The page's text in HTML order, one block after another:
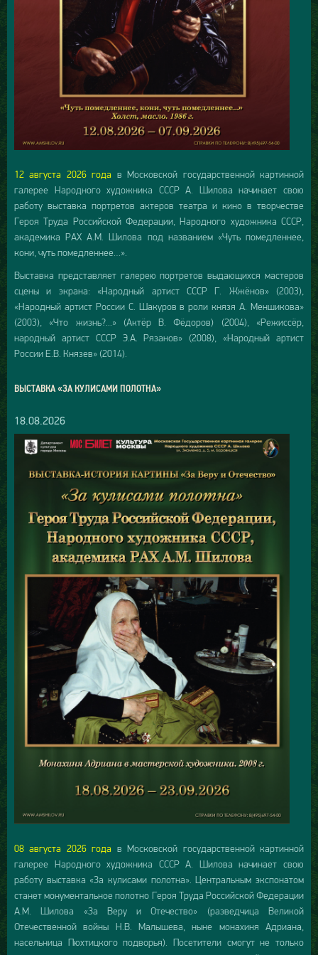
12 августа 2026 года в Московской государственной картинной
галерее Народного художника СССР А. Шилова начинает свою
работу выставка портретов актеров театра и кино в творчестве
Героя Труда Российской Федерации, Народного художника СССР,
академика РАХ А.М. Шилова под названием «Чуть помедленнее,
кони, чуть помедленнее…».
Выставка представляет галерею портретов выдающихся мастеров
сцены и экрана: «Народный артист СССР Г. Жжёнов» (2003),
«Народный артист России С. Шакуров в роли князя А. Меншикова»
(2003), «Что жизнь?...» (Актёр В. Фёдоров) (2004), «Режиссёр,
народный артист СССР Э.А. Рязанов» (2008), «Народный артист
России Е.В. Князев» (2014).
ВЫСТАВКА «ЗА КУЛИСАМИ ПОЛОТНА»
18.08.2026
08 августа 2026 года в Московской государственной картинной
галерее Народного художника СССР А. Шилова начинает свою
работу выставка «За кулисами полотна». Центральным экспонатом
станет монументальное полотно Героя Труда Российской Федерации
А.М. Шилова «За Веру и Отечество» (разведчица Великой
Отечественной войны Н.В. Малышева, ныне монахиня Адриана,
насельница Пюхтицкого подворья). Посетители смогут не только